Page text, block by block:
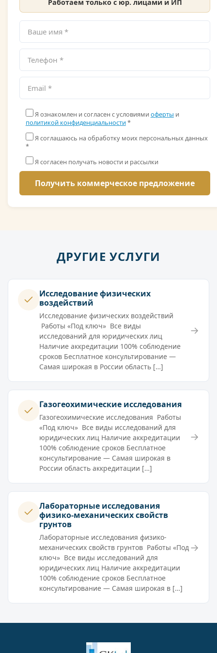
Работаем только с юр. лицами и ИП
Я ознакомлен и согласен с условиями оферты и
политикой конфиденциальности*
Я соглашаюсь на обработку моих персональных данных
*
Я согласен получать новости и рассылки
ДРУГИЕ УСЛУГИ
Исследование физических
воздействий
Исследование физических воздействий
Работы «Под ключ» Все виды
исследований для юридических лиц
Наличие аккредитации 100% соблюдение
сроков Бесплатное консультирование —
Самая широкая в России область […]
→
Газогеохимические исследования
Газогеохимические исследования Работы
«Под ключ» Все виды исследований для
юридических лиц Наличие аккредитации
100% соблюдение сроков Бесплатное
консультирование — Самая широкая в
России область аккредитации […]
→
Лабораторные исследования
физико-механических свойств
грунтов
Лабораторные исследования физико-
механических свойств грунтов Работы «Под
ключ» Все виды исследований для
юридических лиц Наличие аккредитации
100% соблюдение сроков Бесплатное
консультирование — Самая широкая в […]
→